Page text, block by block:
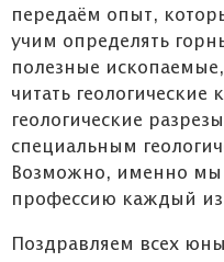
передаём опыт,
учим определять
полезные
читать геологические
геологические
специальным
Возможно, именно мы
профессию каждый из
Поздравляем всех